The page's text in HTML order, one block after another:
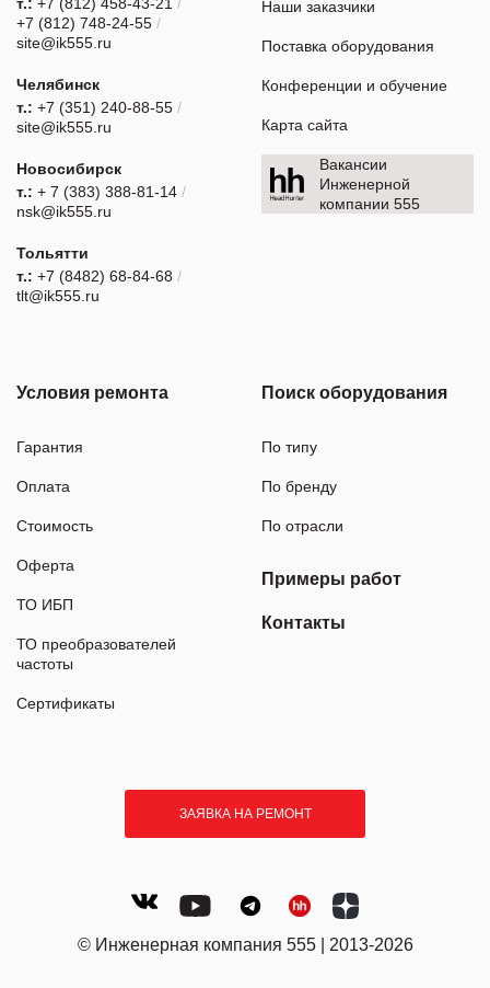
т.: +7 (812) 458-43-21 /
+7 (812) 748-24-55 /
site@ik555.ru
Челябинск
т.: +7 (351) 240-88-55 /
site@ik555.ru
Новосибирск
т.: + 7 (383) 388-81-14 /
nsk@ik555.ru
Тольятти
т.: +7 (8482) 68-84-68 /
tlt@ik555.ru
Наши заказчики
Поставка оборудования
Конференции и обучение
Карта сайта
Вакансии
Инженерной
компании 555
Условия ремонта
Гарантия
Оплата
Стоимость
Оферта
ТО ИБП
ТО преобразователей
частоты
Сертификаты
Поиск оборудования
По типу
По бренду
По отрасли
Примеры работ
Контакты
ЗАЯВКА НА РЕМОНТ
© Инженерная компания 555 | 2013-2026